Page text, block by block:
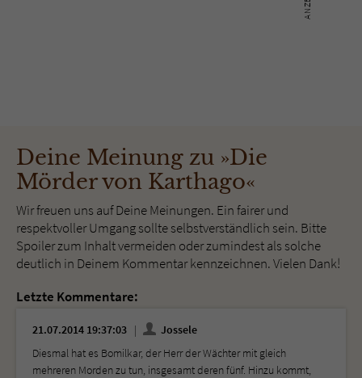
Deine Meinung zu »Die
Mörder von Karthago«
Wir freuen uns auf Deine Meinungen. Ein fairer und
respektvoller Umgang sollte selbstverständlich sein. Bitte
Spoiler zum Inhalt vermeiden oder zumindest als solche
deutlich in Deinem Kommentar kennzeichnen. Vielen Dank!
Letzte Kommentare:
21.07.2014 19:37:03
Jossele
Diesmal hat es Bomilkar, der Herr der Wächter mit gleich
mehreren Morden zu tun, insgesamt deren fünf. Hinzu kommt,